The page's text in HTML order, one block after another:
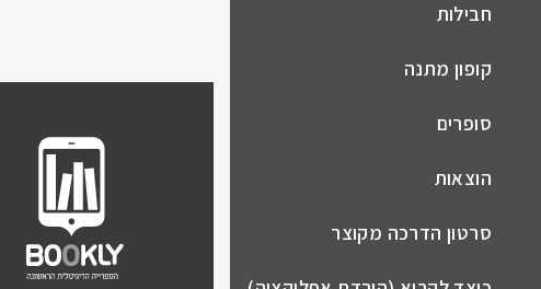
חבילות
קופון מתנה
סופרים
הוצאות
סרטון הדרכה מקוצר